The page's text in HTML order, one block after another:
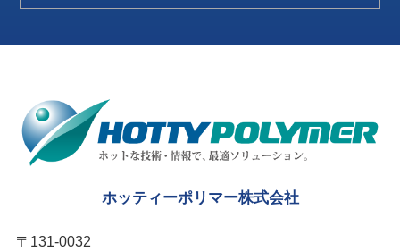
ホッティーポリマー株式会社
〒131-0032